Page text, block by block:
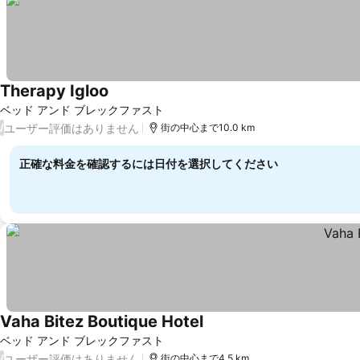
ベッド アンド ブレックファスト
Therapy Igloo
/ユーザー評価はありません 街の中心まで10.0 km
正確な料金を確認するには日付を選択してください
ベッド アンド ブレックファスト
Vaha Bitez Boutique Hotel